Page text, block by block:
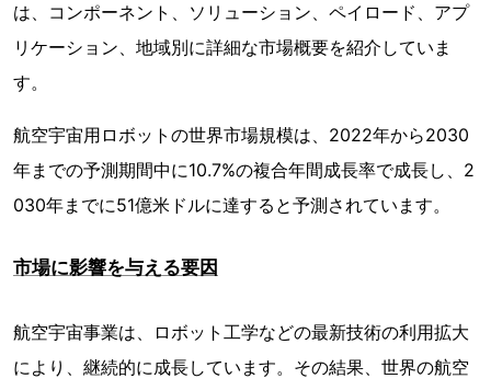
は、コンポーネント、ソリューション、ペイロード、アプ
リケーション、地域別に詳細な市場概要を紹介していま
す。
航空宇宙用ロボットの世界市場規模は、2022年から2030
年までの予測期間中に10.7%の複合年間成長率で成長し、2
030年までに51億米ドルに達すると予測されています。
市場に影響を与える要因
航空宇宙事業は、ロボット工学などの最新技術の利用拡大
により、継続的に成長しています。その結果、世界の航空